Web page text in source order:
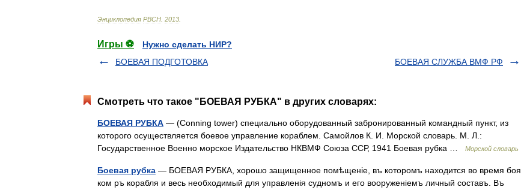
Энциклопедия РВСН 2013
Игры ⚽
Нужно сделать НИР?
БОЕВАЯ ПОДГОТОВКА
БОЕВАЯ СЛУЖБА ВМФ РФ
Смотреть что такое "БОЕВАЯ РУБКА" в других словарях:
БОЕВАЯ РУБКА — (Conning tower) специально оборудованный забронированный командный пункт, из
которого осуществляется боевое управление кораблем. Самойлов К. И. Морской словарь. М. Л.:
Государственное Военно морское Издательство НКВМФ Союза ССР, 1941 Боевая рубка …
Морской словарь
Боевая рубка — БОЕВАЯ РУБКА, хорошо защищенное помѣщеніе, въ которомъ находится во время боя
ком ръ корабля и весь необходимый для управленія судномъ и его вооруженіемъ личный составъ. Въ